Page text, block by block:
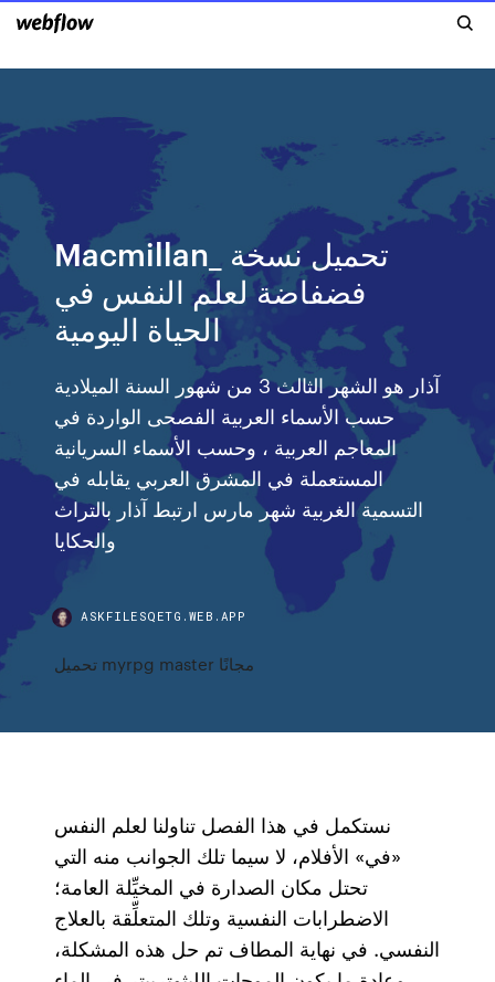
Macmillan_ تحميل نسخة
فضفاضة لعلم النفس في
الحياة اليومية
آذار هو الشهر الثالث 3 من شهور السنة الميلادية
حسب الأسماء العربية الفصحى الواردة في
المعاجم العربية ، وحسب الأسماء السريانية
المستعملة في المشرق العربي يقابله في
التسمية الغربية شهر مارس ارتبط آذار بالتراث
والحكايا
ASKFILESQETG.WEB.APP
تحميل myrpg master مجانًا
نستكمل في هذا الفصل تناولنا لعلم النفس
«في» الأفلام، لا سيما تلك الجوانب منه التي
تحتل مكان الصدارة في المخيِّلة العامة؛
الاضطرابات النفسية وتلك المتعلِّقة بالعلاج
النفسي. في نهاية المطاف تم حل هذه المشكلة،